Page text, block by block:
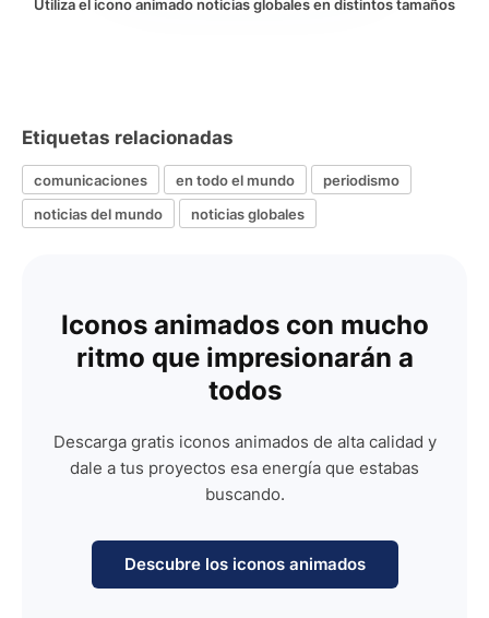
Utiliza el icono animado noticias globales en distintos tamaños
Etiquetas relacionadas
comunicaciones en todo el mundo
periodismo
noticias del mundo
noticias globales
Iconos animados con mucho
ritmo que impresionarán a
todos
Descarga gratis iconos animados de alta calidad y
dale a tus proyectos esa energía que estabas
buscando.
Descubre los iconos animados